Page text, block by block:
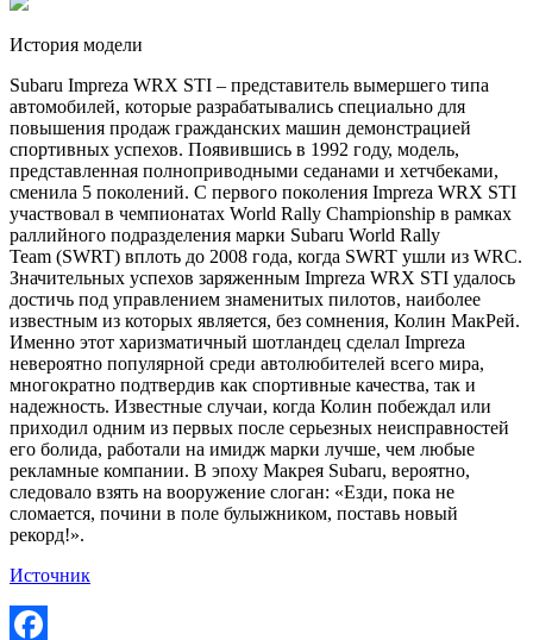
История модели
Subaru Impreza WRX STI – представитель вымершего типа
автомобилей, которые разрабатывались специально для
повышения продаж гражданских машин демонстрацией
спортивных успехов. Появившись в 1992 году, модель,
представленная полноприводными седанами и хетчбеками,
сменила 5 поколений. С первого поколения Impreza WRX STI
участвовал в чемпионатах World Rally Championship в рамках
раллийного подразделения марки Subaru World Rally
Team (SWRT) вплоть до 2008 года, когда SWRT ушли из WRC.
Значительных успехов заряженным Impreza WRX STI удалось
достичь под управлением знаменитых пилотов, наиболее
известным из которых является, без сомнения, Колин МакРей.
Именно этот харизматичный шотландец сделал Impreza
невероятно популярной среди автолюбителей всего мира,
многократно подтвердив как спортивные качества, так и
надежность. Известные случаи, когда Колин побеждал или
приходил одним из первых после серьезных неисправностей
его болида, работали на имидж марки лучше, чем любые
рекламные компании. В эпоху Макрея Subaru, вероятно,
следовало взять на вооружение слоган: «Езди, пока не
сломается, почини в поле булыжником, поставь новый
рекорд!».
Источник